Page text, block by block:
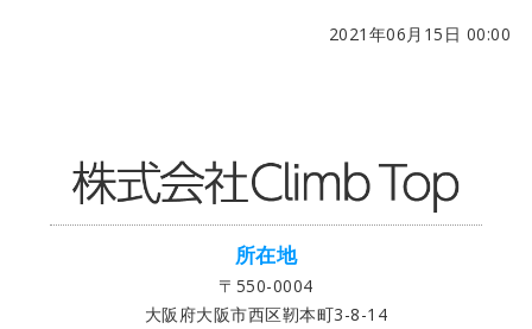
2021年06月15日 00:00
所在地
〒550-0004
大阪府大阪市西区靭本町3-8-14